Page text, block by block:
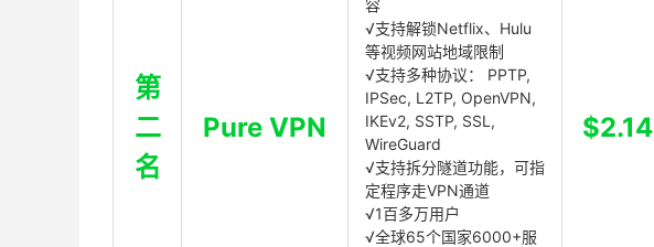
第
二
名
Pure VPN
容
√支持解锁Netflix、Hulu
等视频网站地域限制
√支持多种协议： PPTP,
IPSec, L2TP, OpenVPN,
IKEv2, SSTP, SSL,
WireGuard
√支持拆分隧道功能，可指
定程序走VPN通道
√1百多万用户
√全球65个国家6000+服
$2.14